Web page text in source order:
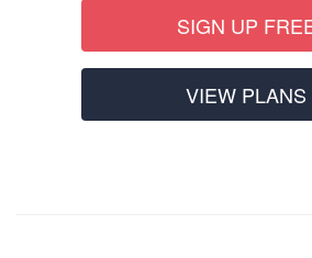
SIGN UP
VIEW PLANS